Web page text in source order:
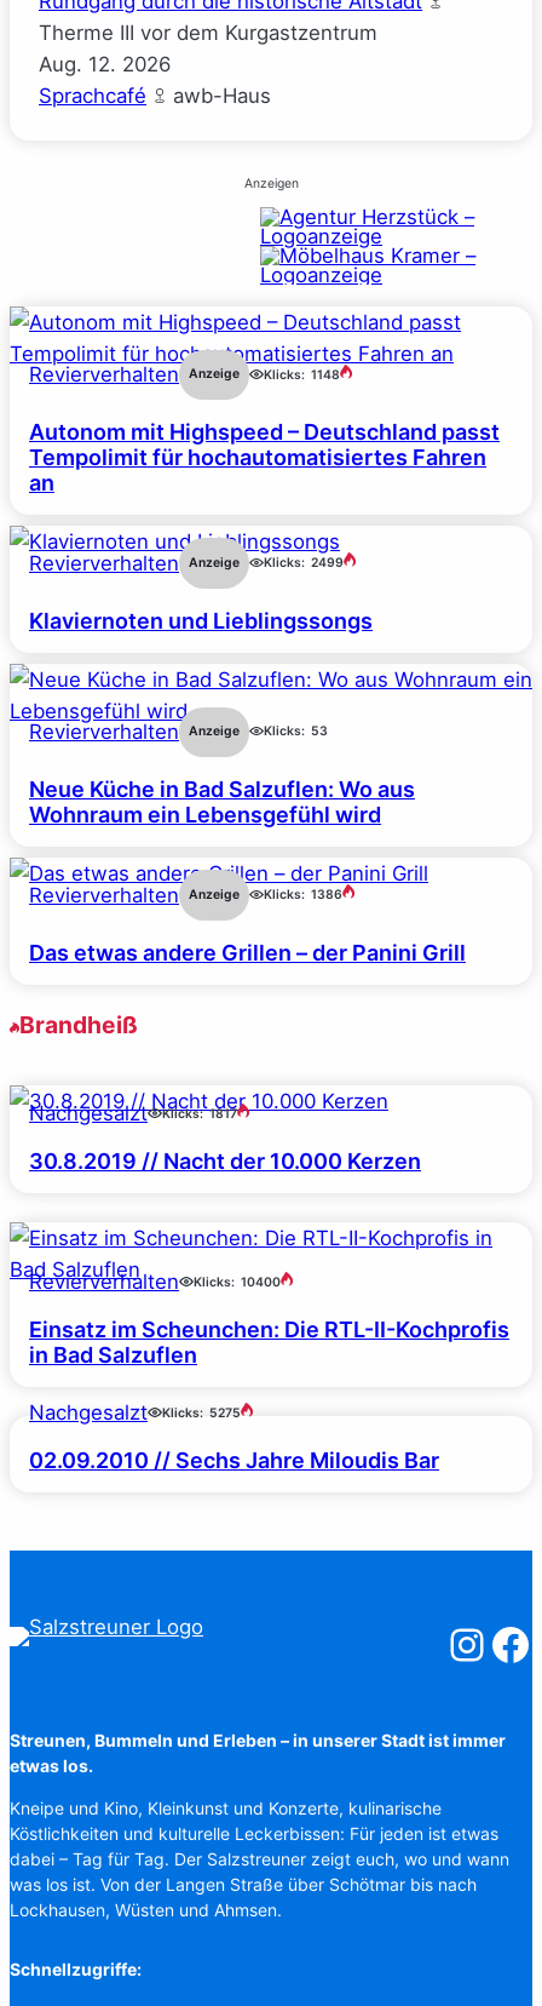
Therme III vor dem Kurgastzentrum
Aug. 12. 2026
Sprachcafé
awb-Haus
Anzeigen
Revierverhalten Anzeige Klicks: 1148
Autonom mit Highspeed – Deutschland passt
Tempolimit für hochautomatisiertes Fahren
an
Revierverhalten Anzeige Klicks: 2499
Klaviernoten und Lieblingssongs
Revierverhalten Anzeige Klicks: 53
Neue Küche in Bad Salzuflen: Wo aus
Wohnraum ein Lebensgefühl wird
Revierverhalten Anzeige Klicks: 1386
Das etwas andere Grillen – der Panini Grill
Brandheiß
Nachgesalzt Klicks: 1817
30.8.2019 // Nacht der 10.000 Kerzen
Revierverhalten Klicks: 10400
Einsatz im Scheunchen: Die RTL-II-Kochprofis
in Bad Salzuflen
Nachgesalzt Klicks: 5275
02.09.2010 // Sechs Jahre Miloudis Bar
Streunen, Bummeln und Erleben – in unserer Stadt ist immer
etwas los.
Kneipe und Kino, Kleinkunst und Konzerte, kulinarische
Köstlichkeiten und kulturelle Leckerbissen: Für jeden ist etwas
dabei – Tag für Tag. Der Salzstreuner zeigt euch, wo und wann
was los ist. Von der Langen Straße über Schötmar bis nach
Lockhausen, Wüsten und Ahmsen.
Schnellzugriffe: